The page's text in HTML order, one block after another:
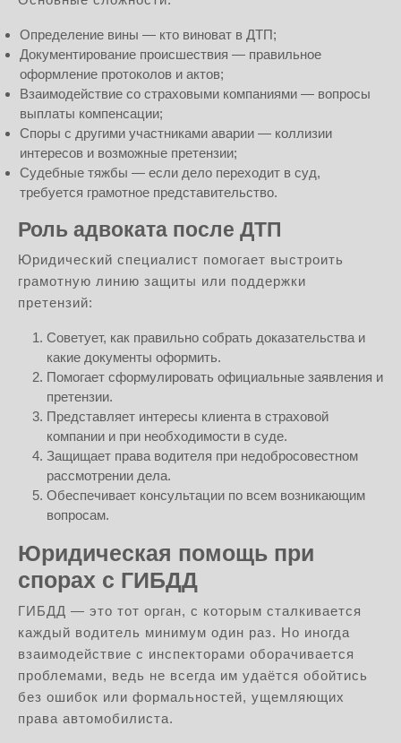
Определение вины — кто виноват в ДТП;
Документирование происшествия — правильное
оформление протоколов и актов;
Взаимодействие со страховыми компаниями — вопросы
выплаты компенсации;
Споры с другими участниками аварии — коллизии
интересов и возможные претензии;
Судебные тяжбы — если дело переходит в суд,
требуется грамотное представительство.
Роль адвоката после ДТП
Юридический специалист помогает выстроить
грамотную линию защиты или поддержки
претензий:
Советует, как правильно собрать доказательства и
какие документы оформить.
Помогает сформулировать официальные заявления и
претензии.
Представляет интересы клиента в страховой
компании и при необходимости в суде.
Защищает права водителя при недобросовестном
рассмотрении дела.
Обеспечивает консультации по всем возникающим
вопросам.
Юридическая помощь при
спорах с ГИБДД
ГИБДД — это тот орган, с которым сталкивается
каждый водитель минимум один раз. Но иногда
взаимодействие с инспекторами оборачивается
проблемами, ведь не всегда им удаётся обойтись
без ошибок или формальностей, ущемляющих
права автомобилиста.